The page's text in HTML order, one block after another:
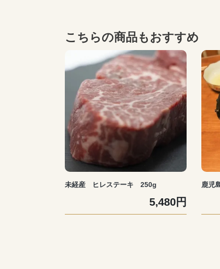
こちらの商品もおすすめ
未経産 ヒレステーキ 250g
5,480円
鹿児